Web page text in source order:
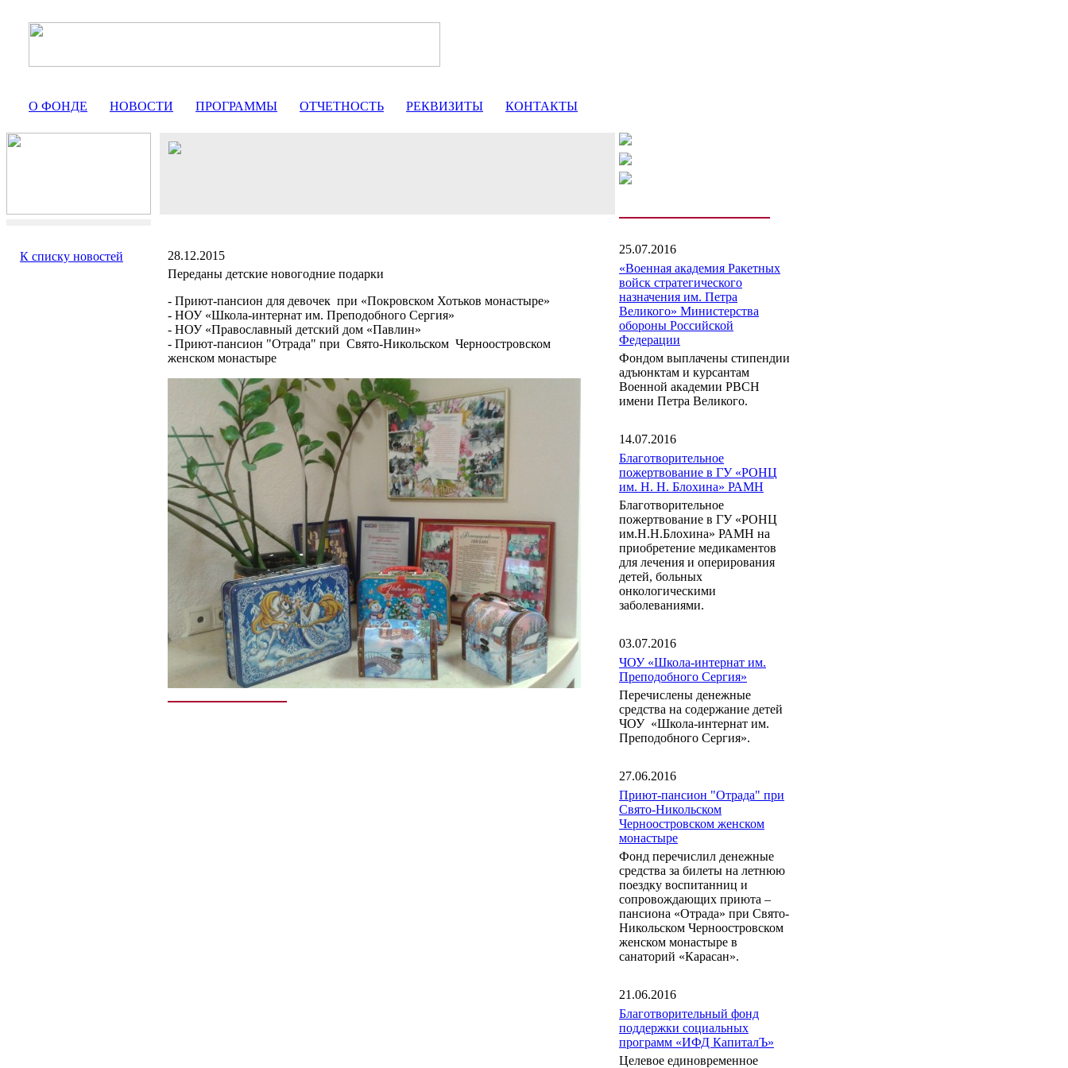
О ФОНДЕ НОВОСТИ ПРОГРАММЫ ОТЧЕТНОСТЬ РЕКВИЗИТЫ КОНТАКТЫ
К списку новостей
28.12.2015
Переданы детские новогодние подарки
- Приют-пансион для девочек при «Покровском Хотьков монастыре»
- НОУ «Школа-интернат им. Преподобного Сергия»
- НОУ «Православный детский дом «Павлин»
- Приют-пансион "Отрада" при Свято-Никольском Черноостровском
женском монастыре
25.07.2016
«Военная академия Ракетных
войск стратегического
назначения им. Петра
Великого» Министерства
обороны Российской
Федерации
Фондом выплачены стипендии
адъюнктам и курсантам
Военной академии РВСН
имени Петра Великого.
14.07.2016
Благотворительное
пожертвование в ГУ «РОНЦ
им. Н. Н. Блохина» РАМН
Благотворительное
пожертвование в ГУ «РОНЦ
им.Н.Н.Блохина» РАМН на
приобретение медикаментов
для лечения и оперирования
детей, больных
онкологическими
заболеваниями.
03.07.2016
ЧОУ «Школа-интернат им.
Преподобного Сергия»
Перечислены денежные
средства на содержание детей
ЧОУ «Школа-интернат им.
Преподобного Сергия».
27.06.2016
Приют-пансион "Отрада" при
Свято-Никольском
Черноостровском женском
монастыре
Фонд перечислил денежные
средства за билеты на летнюю
поездку воспитанниц и
сопровождающих приюта –
пансиона «Отрада» при Свято-
Никольском Черноостровском
женском монастыре в
санаторий «Карасан».
21.06.2016
Благотворительный фонд
поддержки социальных
программ «ИФД КапиталЪ»
Целевое единовременное